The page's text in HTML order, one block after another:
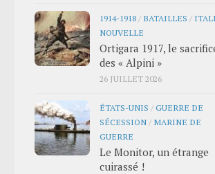
1914-1918 / BATAILLES /
NOUVELLE
Ortigara 1917, le
des « Alpini »
26 JUILLET 2026
ÉTATS-UNIS /GUERRE DE
SÉCESSION / MARINE DE
GUERRE
Le Monitor, un étrange
cuirassé !